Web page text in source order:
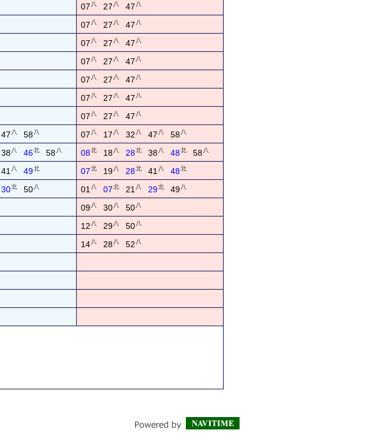
07 八 27 八 47 八
07 八 27 八 47 八
07 八 27 八 47 八
07 八 27 八 47 八
07 八 27 八 47 八
07 八 27 八 47 八
07 八 27 八 47 八
47 八 58 八 07 八 17 八 32 八 47 八 58 八
38 八 46北 58 八 08北 18 八 28北 38 八 48北 58 八
41 八 49北 07北 19 八 28北 41 八 48北
30北 50 八 01 八 07北 21 八 29北 49 八
09 八 30 八 50 八
12 八 29 八 50 八
14 八 28 八 52 八